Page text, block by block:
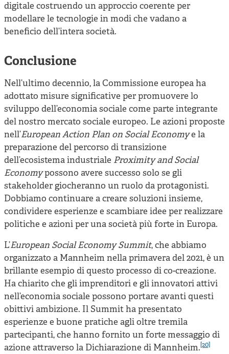
digitale costruendo un approccio coerente per
modellare le tecnologie in modi che vadano a
beneficio dell’intera società.
Conclusione
Nell’ultimo decennio, la Commissione europea ha
adottato misure significative per promuovere lo
sviluppo dell’economia sociale come parte integrante
del nostro mercato sociale europeo. Le azioni proposte
nell’European Action Plan on Social Economye la
preparazione del percorso di transizione
dell’ecosistema industriale Proximity and Social
Economypossono avere successo solo se gli
stakeholder giocheranno un ruolo da protagonisti.
Dobbiamo continuare a creare soluzioni insieme,
condividere esperienze e scambiare idee per realizzare
politiche e azioni per una società più forte in Europa.
L’European Social Economy Summit, che abbiamo
organizzato a Mannheim nella primavera del 2021, è un
brillante esempio di questo processo di co-creazione.
Ha chiarito che gli imprenditori e gli innovatori attivi
nell’economia sociale possono portare avanti questi
obittivi ambizione. Il Summit ha presentato
esperienze e buone pratiche agli oltre tremila
partecipanti, che hanno fornito un forte messaggio di
azione attraverso la Dichiarazione di Mannheim.[20]